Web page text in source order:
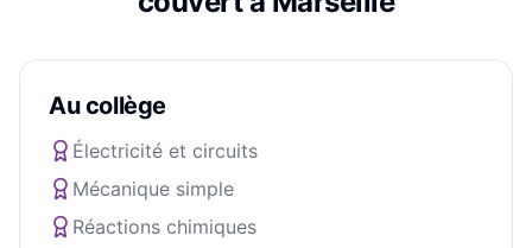
Au collège
Électricité et circuits
Mécanique simple
Réactions chimiques